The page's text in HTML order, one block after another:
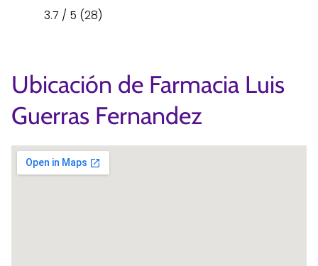
3.7 / 5 (28)
Ubicación de Farmacia Luis
Guerras Fernandez